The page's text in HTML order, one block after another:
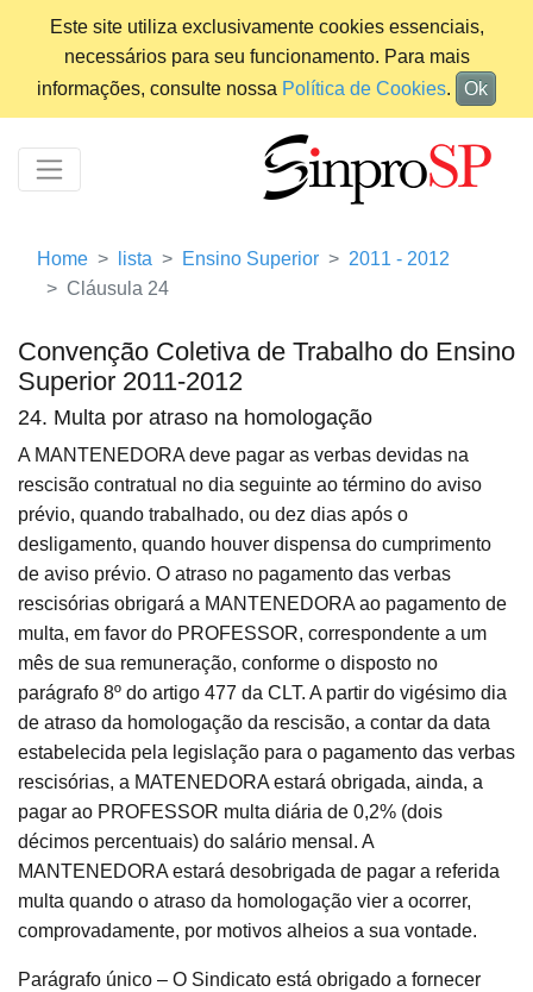
Este site utiliza exclusivamente cookies essenciais,
necessários para seu funcionamento. Para mais
informações, consulte nossa Política de Cookies. Ok
Home lista Ensino Superior
2011 - 2012
Cláusula 24
Convenção Coletiva de Trabalho do Ensino
Superior 2011-2012
24. Multa por atraso na homologação
A MANTENEDORA deve pagar as verbas devidas na
rescisão contratual no dia seguinte ao término do aviso
prévio, quando trabalhado, ou dez dias após o
desligamento, quando houver dispensa do cumprimento
de aviso prévio. O atraso no pagamento das verbas
rescisórias obrigará a MANTENEDORA ao pagamento de
multa, em favor do PROFESSOR, correspondente a um
mês de sua remuneração, conforme o disposto no
parágrafo 8º do artigo 477 da CLT. A partir do vigésimo dia
de atraso da homologação da rescisão, a contar da data
estabelecida pela legislação para o pagamento das verbas
rescisórias, a MATENEDORA estará obrigada, ainda, a
pagar ao PROFESSOR multa diária de 0,2% (dois
décimos percentuais) do salário mensal. A
MANTENEDORA estará desobrigada de pagar a referida
multa quando o atraso da homologação vier a ocorrer,
comprovadamente, por motivos alheios a sua vontade.
Parágrafo único – O Sindicato está obrigado a fornecer